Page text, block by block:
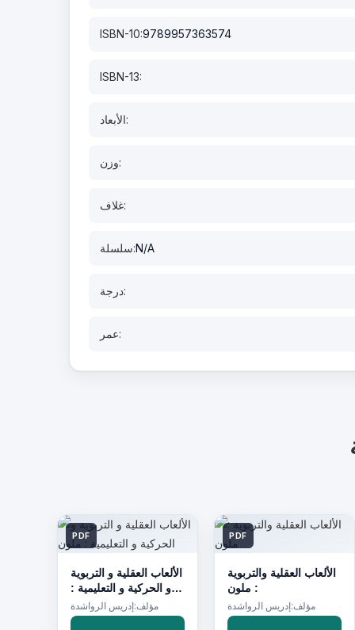
ISBN-10:9789957363574
ISBN-13:
الأبعاد:
وزن:
غلاف:
سلسلة:N/A
درجة:
عمر:
PDF
الألعاب العقلية و التربوية
و الحركية و التعليمية :
ملون
مؤلف:إدريس الرواشدة
PDF
الألعاب العقلية والتربوية
: ملون
مؤلف:إدريس الرواشدة